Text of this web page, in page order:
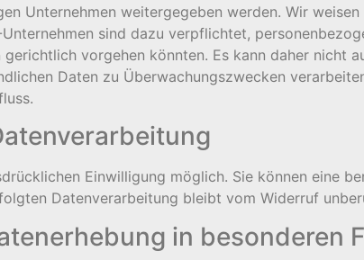
Unternehmen weitergegeben werden. Wir
sind dazu verpflichtet,
vorgehen könnten. Es kann daher nicht
Daten zu Überwachungszwecken
Einwilligung möglich. Sie können eine
Datenverarbeitung bleibt vom Widerruf
in besonderen